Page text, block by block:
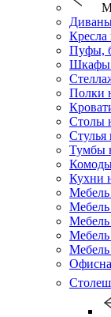
Диваны
Кресла
Пуфы,
Шкафы
Полки
Столы
Стулья
Тумбы
Комоды
Кухни
Мебель
Мебель
Мебель
Мебель
Мебель